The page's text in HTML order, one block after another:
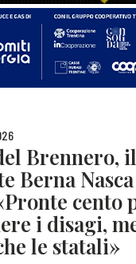
Brennero, il
Berna
cento
i disagi,
le statali»